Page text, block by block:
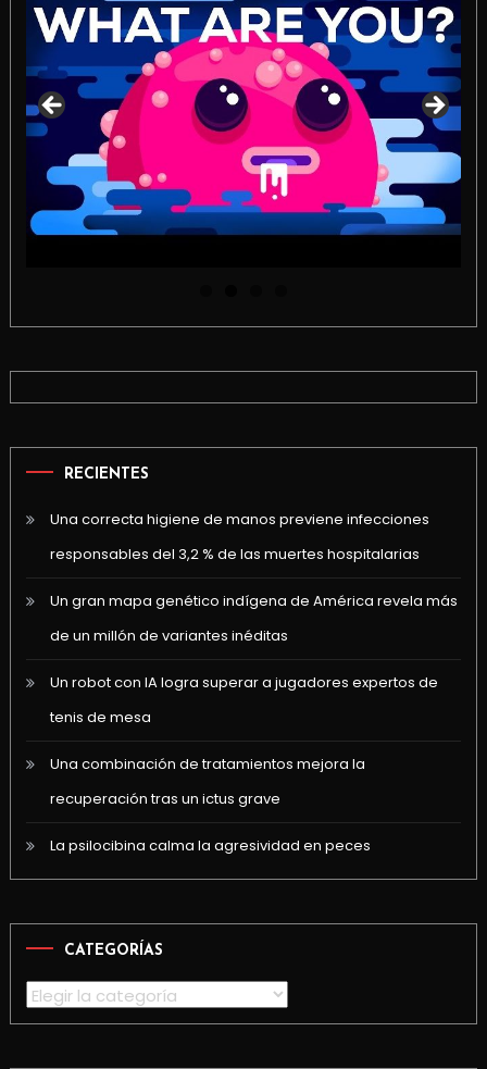
RECIENTES
Una correcta higiene de manos previene infecciones
responsables del 3,2 % de las muertes hospitalarias
Un gran mapa genético indígena de América revela más
de un millón de variantes inéditas
Un robot con IA logra superar a jugadores expertos de
tenis de mesa
Una combinación de tratamientos mejora la
recuperación tras un ictus grave
La psilocibina calma la agresividad en peces
CATEGORÍAS
Categorías